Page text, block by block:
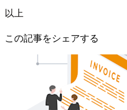
以上
この記事をシェアする